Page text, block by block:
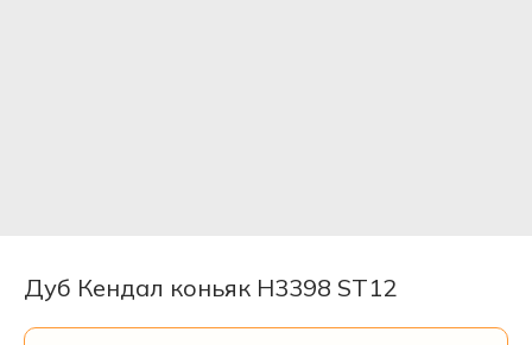
Дуб Кендал коньяк H3398 ST12